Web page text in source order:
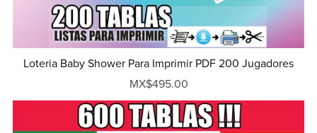
Loteria Baby Shower Para Imprimir PDF 200 Jugadores
MX$495.00